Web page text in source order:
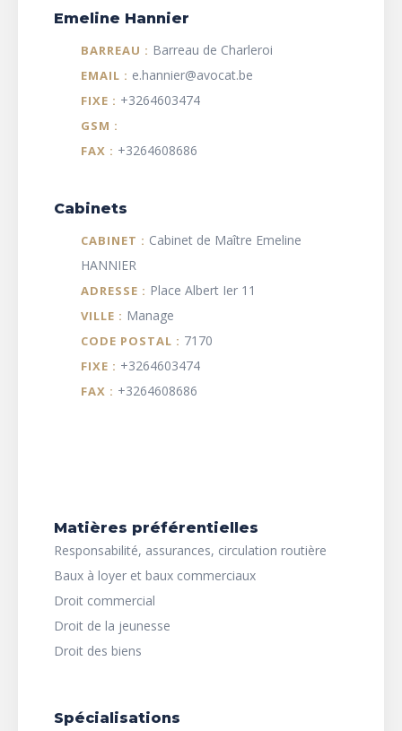
Emeline Hannier
BARREAU : Barreau de Charleroi
EMAIL : e.hannier@avocat.be
FIXE : +3264603474
GSM :
FAX : +3264608686
Cabinets
CABINET : Cabinet de Maître Emeline
HANNIER
ADRESSE : Place Albert Ier 11
VILLE : Manage
CODE POSTAL : 7170
FIXE : +3264603474
FAX : +3264608686
Matières préférentielles
Responsabilité, assurances, circulation routière
Baux à loyer et baux commerciaux
Droit commercial
Droit de la jeunesse
Droit des biens
Spécialisations